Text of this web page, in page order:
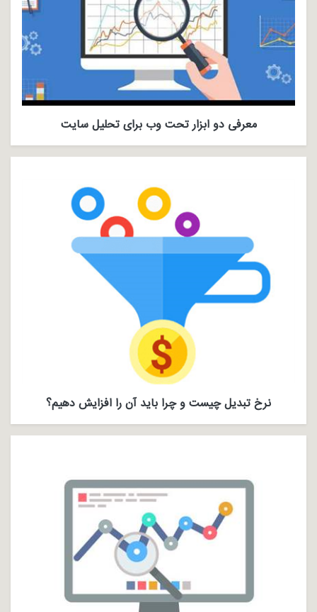
معرفی دو ابزار تحت وب برای تحلیل سایت
نرخ تبدیل چیست و چرا باید آن را افزایش دهیم؟